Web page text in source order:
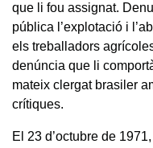
que li fou assignat.
pública l’explotació i
els treballadors
denúncia que li
mateix clergat brasiler
crítiques.
El 23 d’octubre de